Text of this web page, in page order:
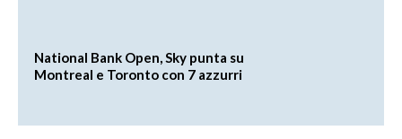
National Bank Open, Sky punta su
Montreal e Toronto con 7 azzurri